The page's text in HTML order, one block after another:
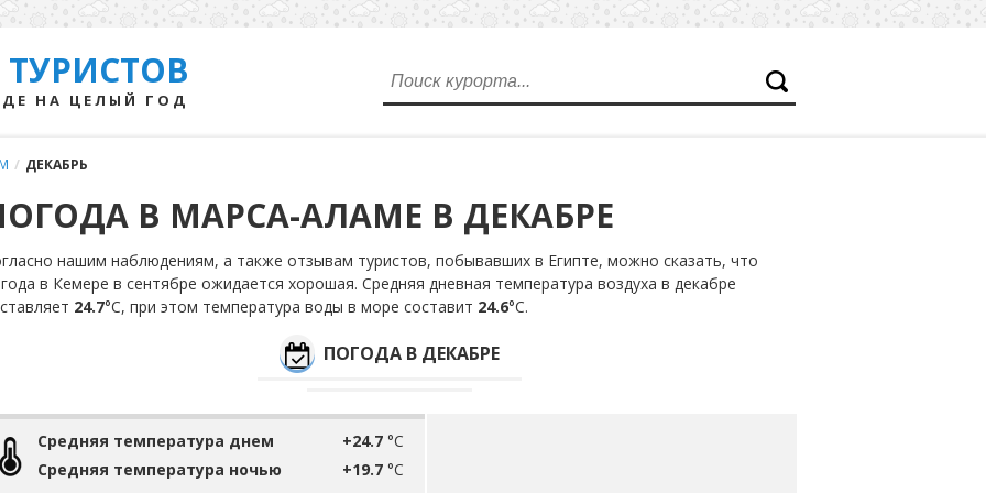
НА ЦЕЛЫЙ ГОД
/ ДЕКАБРЬ
В МАРСА-АЛАМЕ В ДЕКАБРЕ
нашим наблюдениям, а также отзывам туристов, побывавших в Египте, можно сказать, что
в Кемере в сентябре ожидается хорошая. Средняя дневная температура воздуха в декабре
24.7°С, при этом температура воды в море составит 24.6°С.
ПОГОДА В ДЕКАБРЕ
Средняя температура днем
Средняя температура ночью
+24.7 °C
+19.7 °C